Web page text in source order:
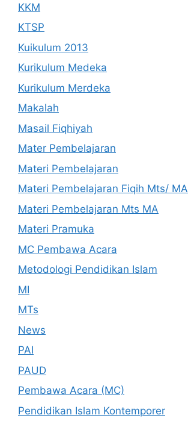
KKM
KTSP
Kuikulum 2013
Kurikulum Medeka
Kurikulum Merdeka
Makalah
Masail Fiqhiyah
Mater Pembelajaran
Materi Pembelajaran
Materi Pembelajaran Fiqih Mts/ MA
Materi Pembelajaran Mts MA
Materi Pramuka
MC Pembawa Acara
Metodologi Pendidikan Islam
MI
MTs
News
PAI
PAUD
Pembawa Acara (MC)
Pendidikan Islam Kontemporer